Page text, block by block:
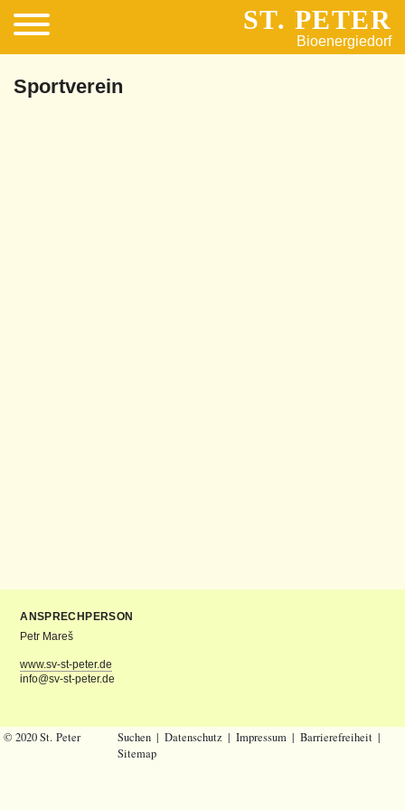
ST. PETER
Bioenergiedorf
Sportverein
ANSPRECHPERSON
Petr Mareš
www.sv-st-peter.de
info@sv-st-peter.de
© 2020 St. Peter Suchen | Datenschutz | Impressum | Barrierefreiheit |
Sitemap